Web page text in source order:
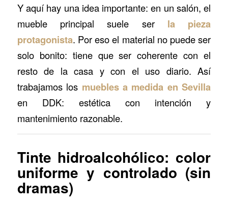
Y aquí hay una idea importante: en un salón, el
mueble principal suele ser la pieza
protagonista. Por eso el material no puede ser
solo bonito: tiene que ser coherente con el
resto de la casa y con el uso diario. Así
trabajamos los muebles a medida en Sevilla
en DDK: estética con intención y
mantenimiento razonable.
Tinte hidroalcohólico: color
uniforme y controlado (sin
dramas)